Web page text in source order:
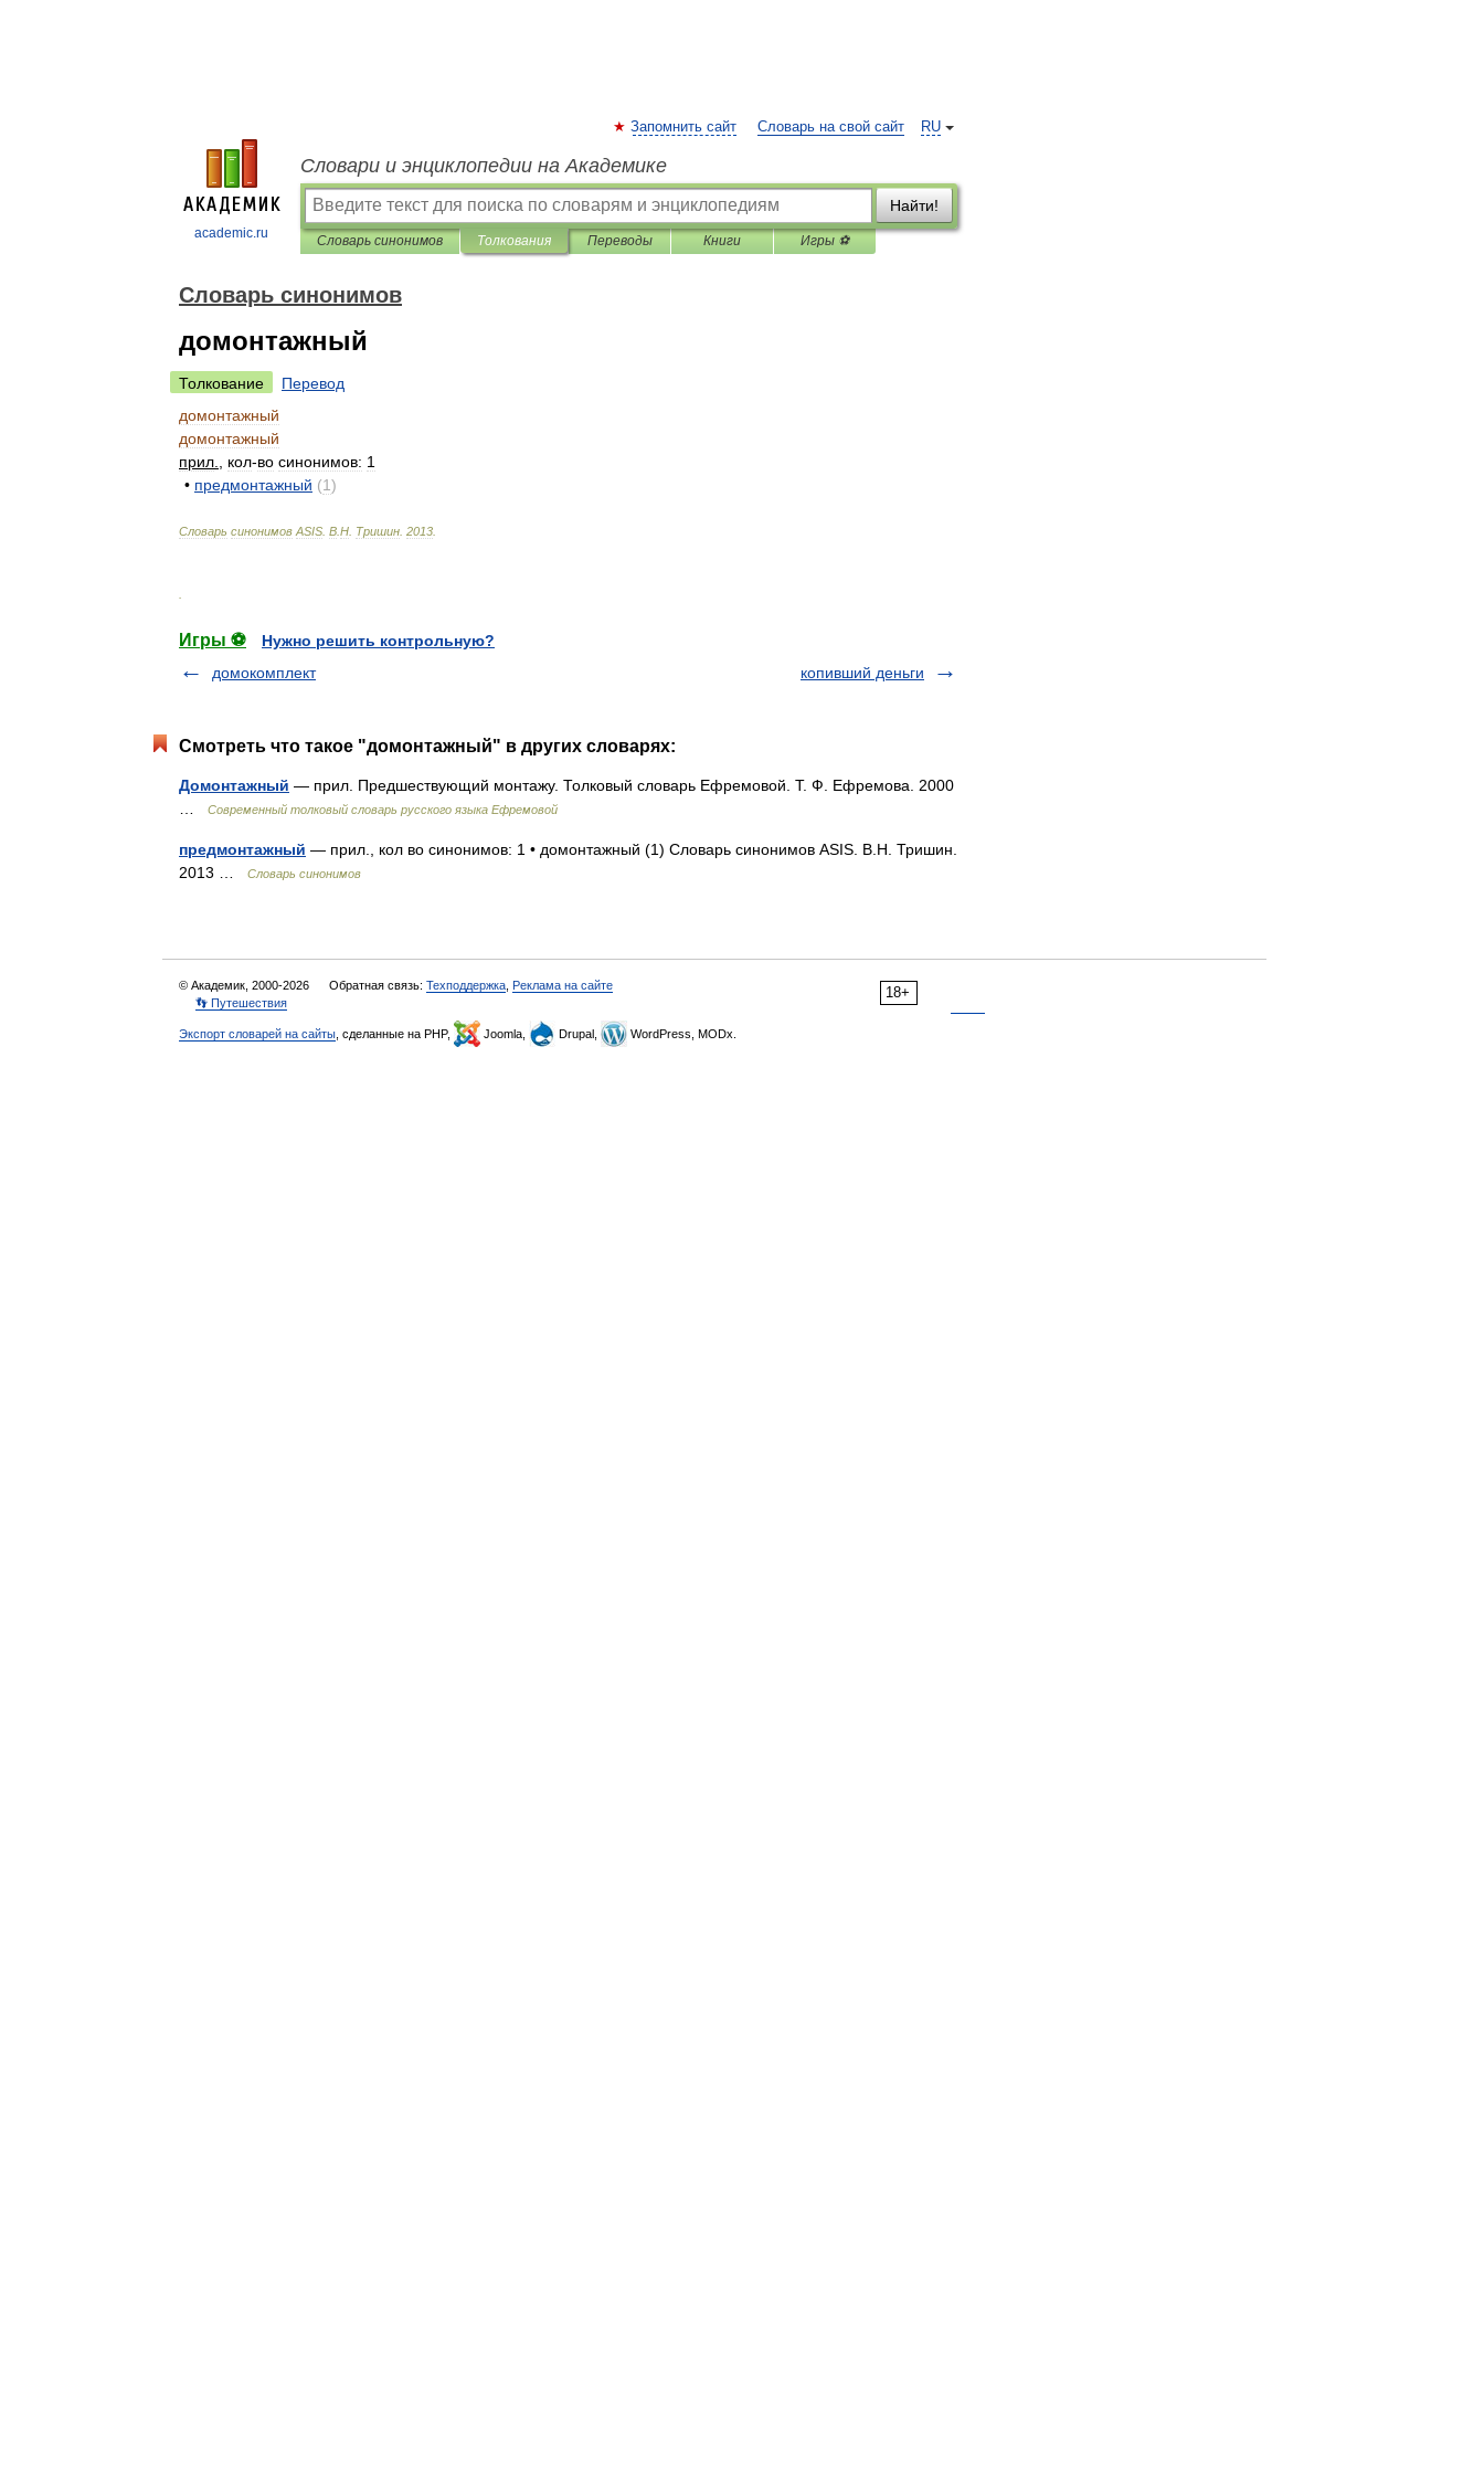
academic.ru
RU
Запомнить сайт Словарь на свой сайт
Словари и энциклопедии на Академике
Найти!
Словарь синонимов Толкования Переводы Книги Игры ⚽
Словарь синонимов
домонтажный
Толкование
Перевод
домонтажный
домонтажный
прил
кол-во синонимов: 1
• предмонтажный (1)
Словарь синонимов ASIS В Н Тришин 2013
Игры ⚽
Нужно решить контрольную?
домокомплект
копивший деньги
Смотреть что такое "домонтажный" в других словарях:
Домонтажный — прил. Предшествующий монтажу. Толковый словарь Ефремовой. Т. Ф. Ефремова. 2000
Современный толковый словарь русского языка Ефремовой
предмонтажный — прил., кол во синонимов: 1 • домонтажный (1) Словарь синонимов ASIS. В.Н. Тришин.
2013 …
Словарь синонимов
18+
© Академик, 2000-2026 Обратная связь: Техподдержка Реклама на сайте
👣 Путешествия
Экспорт словарей на сайты , сделанные на PHP, Joomla, Drupal, WordPress, MODx.